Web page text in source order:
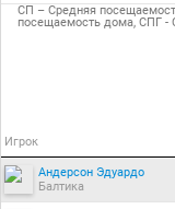
СП – Средняя
посещаемость дома, СПГ -
Игрок
Андерсон Эдуардо
Балтика